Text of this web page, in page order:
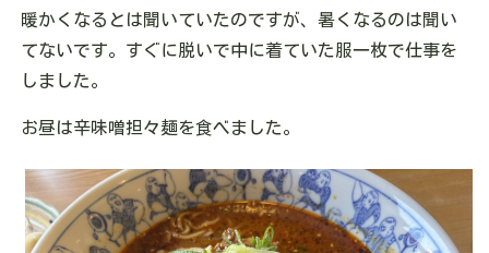
暖かくなるとは聞いていたのですが、暑くなるのは聞い
てないです。すぐに脱いで中に着ていた服一枚で仕事を
しました。
お昼は辛味噌担々麺を食べました。